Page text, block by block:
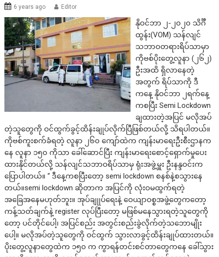
6 years ago Editor
နိုဝင်ဘာ ၂-၂၀၂၀ သိင်္ဂီ
ထွန်း(VOM) သန်လျင်
သဘာဝတရားရိပ်သာမှာ
ကိုဗစ်ပိုးတွေ့လူနာ (၂၆၂)
ဦးအထိ ရှိလာနေတဲ့
အတွက် ရိပ်သာကို ဒီ
ကနေ့ နိုဝင်ဘာ ၂ရက်နေ့
ကစပြီး Semi Lockdown
ချထားတဲ့အပြင် မလိုအပ်
တဲ့သူတွေကို ဝင်ထွက်ခွင့်ထိန်းချုပ်လိုက်ပြီဖြစ်တယ်လို့ သိရပါတယ်။
ကိုဗစ်ကူးစက်ခံရတဲ့ လူနာ ၂၆၀ ကျော်ထဲက ကျန်းမာရေးဦးစီးဌာနက
နေ လူနာ ၁၅၀ ကိုသာ ခေါ်ဆောင်ပြီး ကျန်းမာရေးစောင့်ရှောက်မှုပေး
ထားနိုင်တယ်လို့ သန်လျင်သဘာဝရိပ်သာမှ ရုံးအဖွဲ့မှူး ဦးနန္ဒဝင်းက
ပြောပါတယ်။ “ ဒီနေ့ကစပြီးတော့ semi lockdown စနစ်နဲ့စသွားနေ
တယ်။semi lockdown ဆိုတာက အပြင်ကို လုံးဝမထွက်ရတဲ့
အခြေအနေမဟုတ်ဘူး။ အုပ်ချုုပ်ရေးနဲ့ ဝေယျာဝစ္စအဖွဲ့တွေကတော့
ကန့်သတ်ချက်နဲ့ register လုပ်ပြီးတော့ မဖြစ်မနေသွားရတဲ့သူတွေကို
တော့ ပင်တိုင်ပေါ့၊ အပြင်စည်း အတွင်းစည်းခွဲလိုက်တဲ့သဘောမျိုး
ပေါ့။ မလိုအပ်တဲ့သူတွေကို ဝင်ထွက် သွားလာခွင့်ထိန်းချုပ်ထားတယ်။
ပိုးတွေ့လူနာတွေထဲက ၁၅၀ က ကွာရန်တင်းစင်တာတွေကနေ ခေါ်သွား